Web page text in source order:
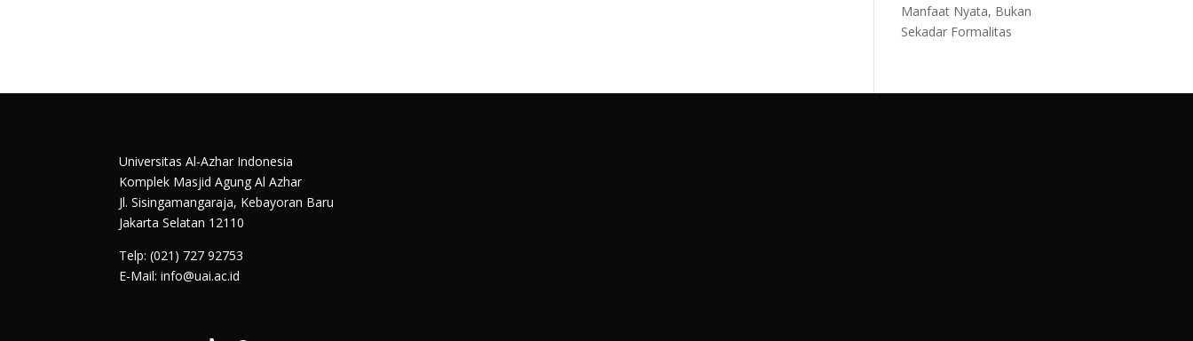
Manfaat Nyata, Bukan
Sekadar Formalitas
Universitas Al-Azhar Indonesia
Komplek Masjid Agung Al Azhar
Jl. Sisingamangaraja, Kebayoran Baru
Jakarta Selatan 12110
Telp: (021) 727 92753
E-Mail: info@uai.ac.id